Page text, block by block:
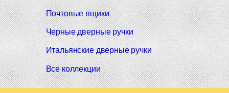
Почтовые ящики
Черные дверные ручки
Итальянские дверные ручки
Все коллекции